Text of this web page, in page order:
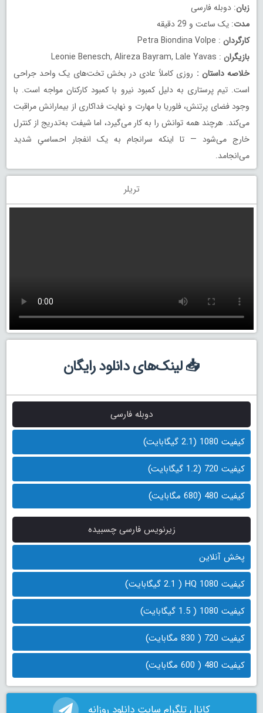
زبان: دوبله فارسی
مدت: یک ساعت و 29 دقیقه
کارگردان : Petra Biondina Volpe
بازیگران : Leonie Benesch, Alireza Bayram, Lale Yavas
خلاصه داستان : روزی کاملاً عادی در بخش تخت‌های یک واحد جراحی
است. تیم پرستاری به دلیل کمبود نیرو با کمبود کارکنان مواجه است. با
وجود فضای پرتنش، فلوریا با مهارت و نهایت فداکاری از بیمارانش مراقبت
می‌کند. هرچند همه توانش را به کار می‌گیرد، اما شیفت به‌تدریج از کنترل
خارج می‌شود — تا اینکه سرانجام به یک انفجار احساسیِ شدید
می‌انجامد.
تریلر
📥 لینک‌های دانلود رایگان
دوبله فارسی
کیفیت 1080 (2.1 گیگابایت)
کیفیت 720 (1.2 گیگابایت)
کیفیت 480 (680 مگابایت)
زیرنویس فارسی چسبیده
پخش آنلاین
کیفیت 1080 HQ ( 2.1 گیگابایت)
کیفیت 1080 ( 1.5 گیگابایت)
کیفیت 720 ( 830 مگابایت)
کیفیت 480 ( 600 مگابایت)